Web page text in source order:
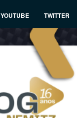
YOUTUBE TWITTER